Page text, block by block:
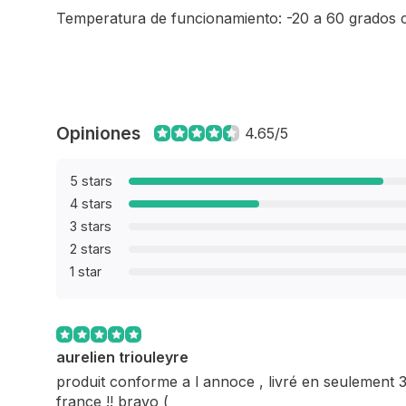
Temperatura de funcionamiento: -20 a 60 grados
Opiniones 4.65/5
5 stars
4 stars
3 stars
2 stars
1 star
aurelien triouleyre
produit conforme a l annoce , livré en seulement
france !! bravo (